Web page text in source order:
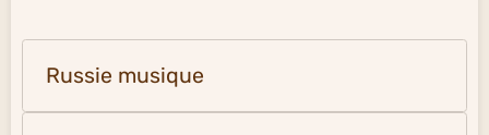
Russie musique